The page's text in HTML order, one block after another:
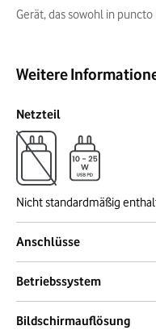
Gerät, das sowohl in
Weitere
Netzteil
Nicht standardmäßig
Anschlüsse
Betriebssystem
Bildschirmauflösung